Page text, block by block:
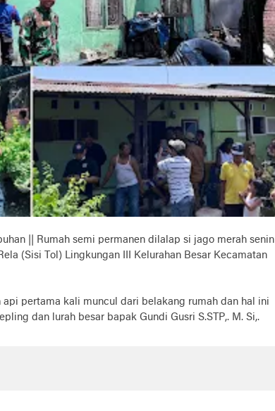
|| Rumah semi permanen dilalap si jago merah senin
(Sisi Tol) Lingkungan III Kelurahan Besar Kecamatan
api pertama kali muncul dari belakang rumah dan hal ini
dan lurah besar bapak Gundi Gusri S.STP,. M. Si,.